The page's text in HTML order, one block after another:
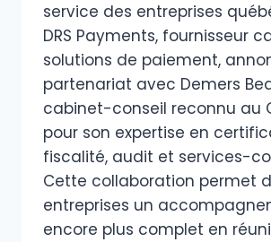
service des entreprises
DRS Payments, fournisseur
solutions de paiement,
partenariat avec Demers
cabinet-conseil reconnu au
pour son expertise en
fiscalité, audit et services-
Cette collaboration permet
entreprises un
encore plus complet en